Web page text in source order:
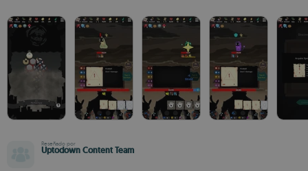
Reseñado por
Uptodown Content Team